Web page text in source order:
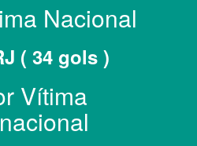
Nacional
( 34 gols )
Vítima